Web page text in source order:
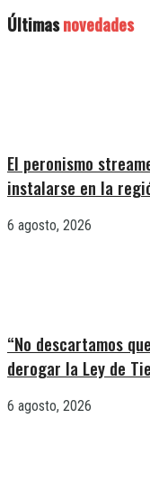
Últimasnovedades
El peronismo
instalarse en la
6 agosto, 2026
“No descartamos
derogar la Ley de
6 agosto, 2026